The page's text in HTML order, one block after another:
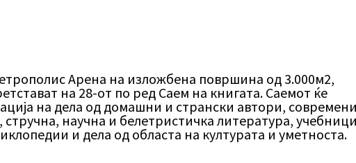
Aрена на изложбена површина од 3.000м2,
на 28-от по ред Саем на книгата. Саемот ќе
на дела од домашни и странски автори, современи
научна и белетристичка литература, учебници
и дела од областа на културата и уметноста.